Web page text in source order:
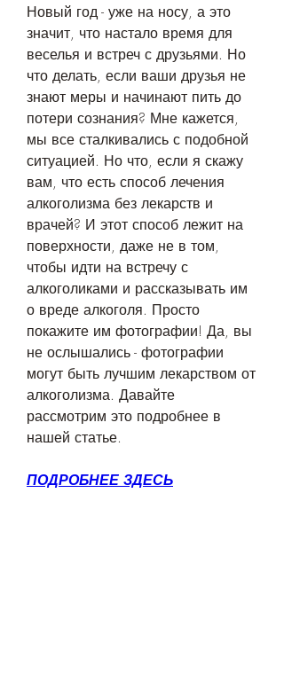
Новый год - уже на носу, а это
значит, что настало время для
веселья и встреч с друзьями. Но
что делать, если ваши друзья не
знают меры и начинают пить до
потери сознания? Мне кажется,
мы все сталкивались с подобной
ситуацией. Но что, если я скажу
вам, что есть способ лечения
алкоголизма без лекарств и
врачей? И этот способ лежит на
поверхности, даже не в том,
чтобы идти на встречу с
алкоголиками и рассказывать им
о вреде алкоголя. Просто
покажите им фотографии! Да, вы
не ослышались - фотографии
могут быть лучшим лекарством от
алкоголизма. Давайте
рассмотрим это подробнее в
нашей статье.
ПОДРОБНЕЕ ЗДЕСЬ